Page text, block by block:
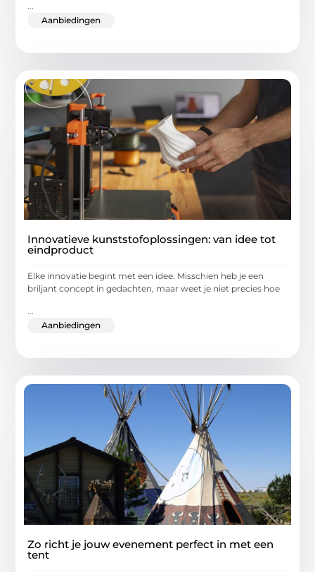
...
Aanbiedingen
Innovatieve kunststofoplossingen: van idee tot
eindproduct
Elke innovatie begint met een idee. Misschien heb je een
briljant concept in gedachten, maar weet je niet precies hoe
...
Aanbiedingen
Zo richt je jouw evenement perfect in met een
tent